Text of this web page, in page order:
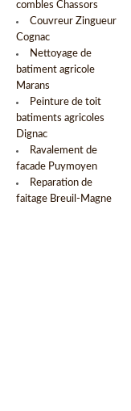
combles Chassors
Couvreur Zingueur
Cognac
Nettoyage de
batiment agricole
Marans
Peinture de toit
batiments agricoles
Dignac
Ravalement de
facade Puymoyen
Reparation de
faitage Breuil-Magne